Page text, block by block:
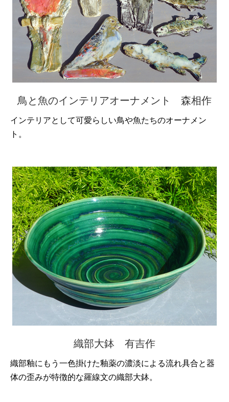
鳥と魚のインテリアオーナメント 森相作
インテリアとして可愛らしい鳥や魚たちのオーナメン
ト。
織部大鉢 有吉作
織部釉にもう一色掛けた釉薬の濃淡による流れ具合と器
体の歪みが特徴的な羅線文の織部大鉢。